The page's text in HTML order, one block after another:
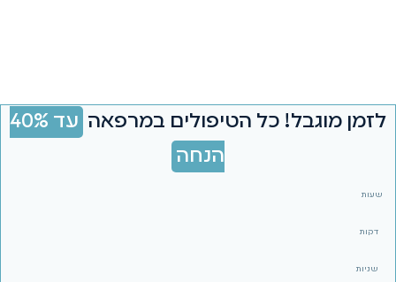
לזמן מוגבל! כל הטיפולים במרפאה
עד 40%
הנחה
שעות
דקות
שניות